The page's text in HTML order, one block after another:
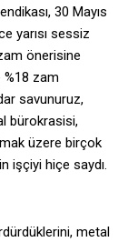
30 Mayıs
yarısı sessiz
önerisine
zam
savunuruz,
bürokrasisi,
üzere birçok
işçiyi hiçe saydı.
metal